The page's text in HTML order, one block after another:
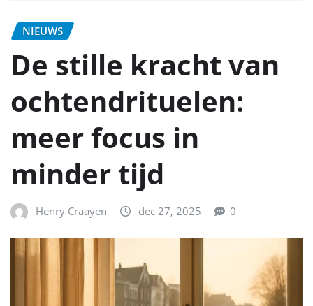
NIEUWS
De stille kracht van
ochtendrituelen:
meer focus in
minder tijd
Henry Craayen dec 27, 2025 0